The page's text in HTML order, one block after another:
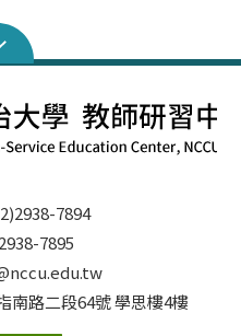
7894
7895
南路二段64號 學思樓4樓